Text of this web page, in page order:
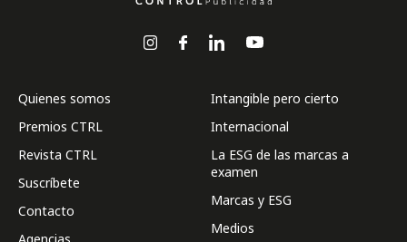
Quienes somos
Premios CTRL
Revista CTRL
Suscríbete
Contacto
Intangible pero cierto
Internacional
La ESG de las marcas a
examen
Marcas y ESG
Medios